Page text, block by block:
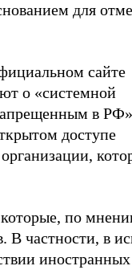
для
сайте
о «системной
в
доступе
по
В частности, в
иностранных